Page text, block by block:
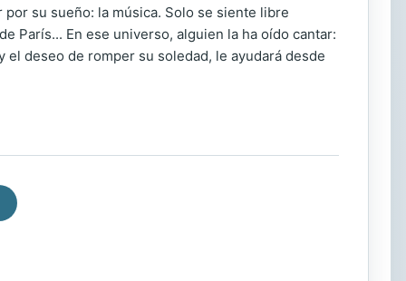
su sueño: la música. Solo se siente libre
París... En ese universo, alguien la ha oído cantar:
deseo de romper su soledad, le ayudará desde